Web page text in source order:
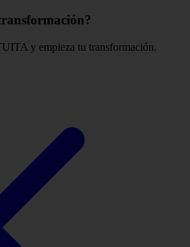
y empieza tu transformación.